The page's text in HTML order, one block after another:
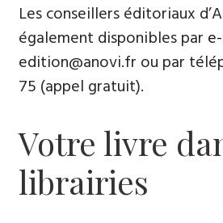
Les conseillers éditoriaux
également disponibles par
edition@anovi.fr ou par
75 (appel gratuit).
Votre livre
librairies